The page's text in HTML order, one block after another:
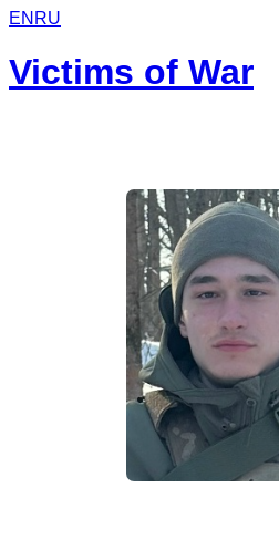
EN RU
Victims of War